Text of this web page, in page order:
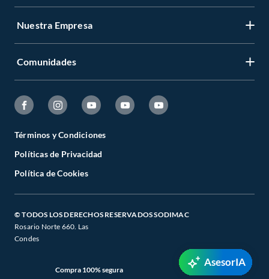
Nuestra Empresa
Comunidades
Términos y Condiciones
Políticas de Privacidad
Política de Cookies
© TODOS LOS DERECHOS RESERVADOS SODIMAC
Rosario Norte 660. Las
Condes
Compra 100% segura
AsesorIA